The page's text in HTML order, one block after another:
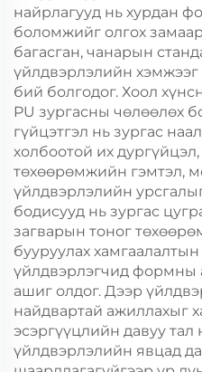
найрлагууд нь хурдан
боломжийг олгох
багасган, чанарын
үйлдвэрлэлийн
бий болгодог. Хоол
PU зургасны чөлөөлөх
гүйцэтгэл нь зургас
холбоотой их
төхөөрөмжийн гэмтэл,
үйлдвэрлэлийн
бодисууд нь зургас
загварын тоног
бууруулах хамгаалалтын
үйлдвэрлэгчид формны
ашиг олдог. Дээр
найдвартай ажиллахыг
эсэргүүцлийн давуу тал
үйлдвэрлэлийн явцад